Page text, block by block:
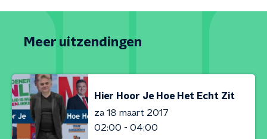
Meer uitzendingen
Hier Hoor Je Hoe Het Echt Zit
za 18 maart 2017
02:00 - 04:00